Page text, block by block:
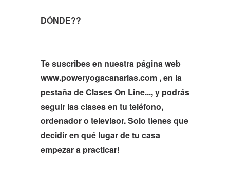
DÓNDE??
Te suscribes en nuestra página web
www.poweryogacanarias.com , en la
pestaña de Clases On Line..., y podrás
seguir las clases en tu teléfono,
ordenador o televisor. Solo tienes que
decidir en qué lugar de tu casa
empezar a practicar!